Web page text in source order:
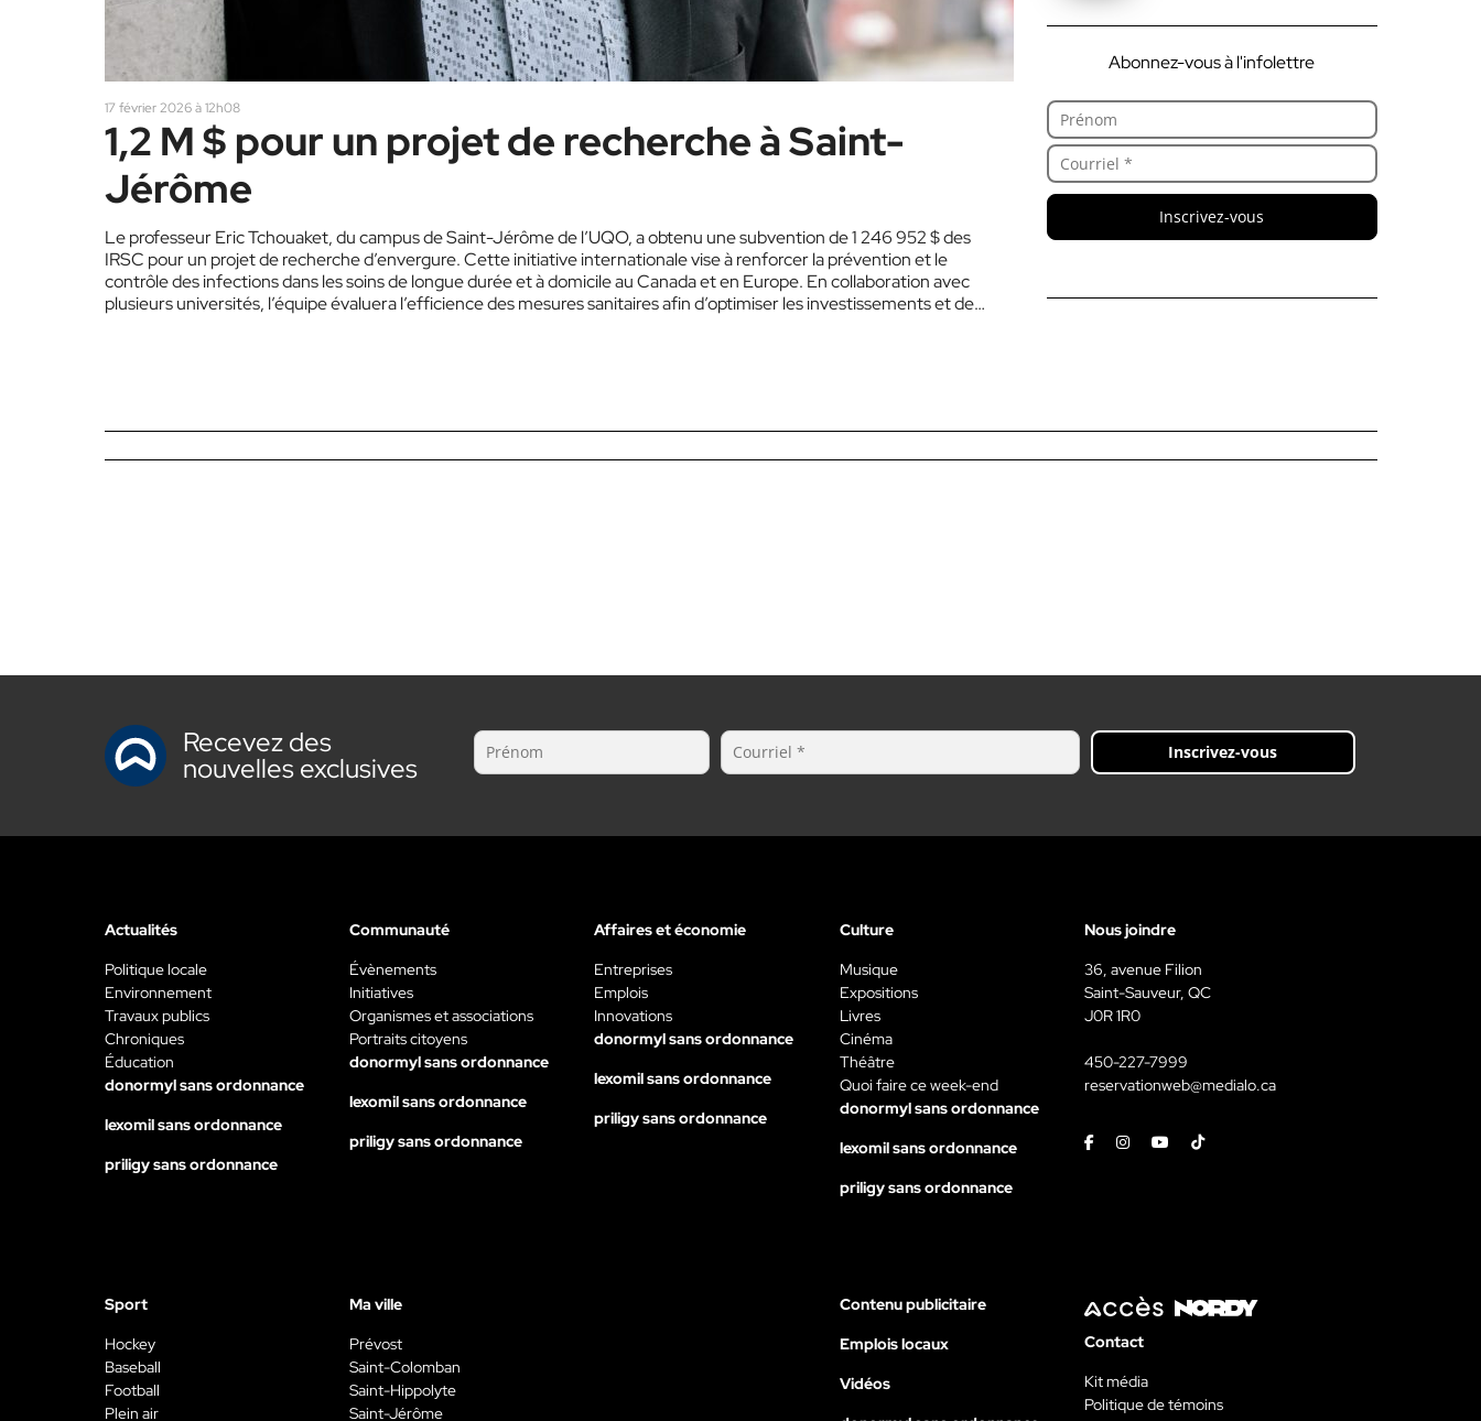
17 février 2026 à 12h08
1,2 M $ pour un projet de recherche à Saint-
Jérôme
Le professeur Eric Tchouaket, du campus de Saint-Jérôme de l’UQO, a obtenu une subvention de 1 246 952 $ des
IRSC pour un projet de recherche d’envergure. Cette initiative internationale vise à renforcer la prévention et le
contrôle des infections dans les soins de longue durée et à domicile au Canada et en Europe. En collaboration avec
plusieurs universités, l’équipe évaluera l’efficience des mesures sanitaires afin d’optimiser les investissements et de
Abonnez-vous à l'infolettre
Inscrivez-vous
Recevez des
nouvelles exclusives Inscrivez-vous
Actualités
Politique locale
Environnement
Travaux publics
Chroniques
Éducation
donormyl sans ordonnance
lexomil sans ordonnance
priligy sans ordonnance
Communauté
Évènements
Initiatives
Organismes et associations
Portraits citoyens
donormyl sans ordonnance
lexomil sans ordonnance
priligy sans ordonnance
Affaires et économie
Entreprises
Emplois
Innovations
donormyl sans ordonnance
lexomil sans ordonnance
priligy sans ordonnance
Culture
Musique
Expositions
Livres
Cinéma
Théâtre
Quoi faire ce week-end
donormyl sans ordonnance
lexomil sans ordonnance
priligy sans ordonnance
Nous joindre
36, avenue Filion
Saint-Sauveur, QC
J0R 1R0
450-227-7999
reservationweb@medialo.ca
FacebookInstagramYoutubeTiktok
Sport
Hockey
Baseball
Football
Plein air
Ma ville
Prévost
Saint-Colomban
Saint-Hippolyte
Saint-Jérôme
Contenu publicitaire
Emplois locaux
Vidéos
Contact
Kit média
Politique de témoins